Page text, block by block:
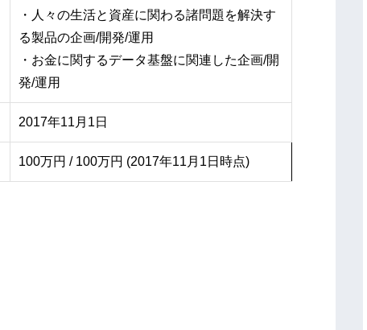
・人々の生活と資産に関わる諸問題を解決す
る製品の企画/開発/運用
・お金に関するデータ基盤に関連した企画/開
発/運用
2017年11月1日
100万円 / 100万円 (2017年11月1日時点)